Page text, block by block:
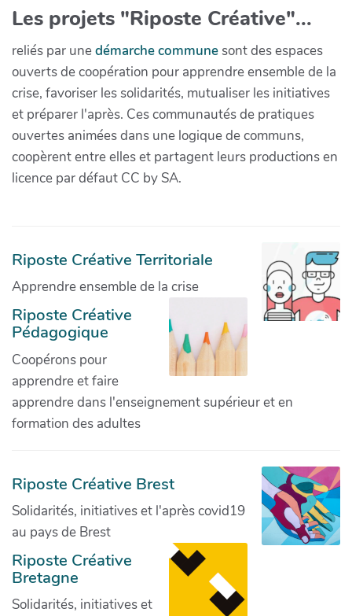
Les projets "Riposte Créative"...
reliés par unedémarche communesont des espaces
ouverts de coopération pour apprendre ensemble de la
crise, favoriser les solidarités, mutualiser les initiatives
et préparer l'après. Ces communautés de pratiques
ouvertes animées dans une logique de communs,
coopèrent entre elles et partagent leurs productions en
licence par défaut CC by SA.
Riposte Créative Territoriale
Apprendre ensemble de la crise
Riposte Créative
Pédagogique
Coopérons pour
apprendre et faire
apprendre dans l'enseignement supérieur et en
formation des adultes
Riposte Créative Brest
Solidarités, initiatives et l'après covid19
au pays de Brest
Riposte Créative
Bretagne
Solidarités, initiatives et